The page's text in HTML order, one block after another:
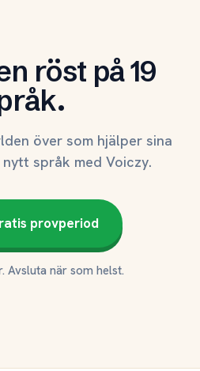
röst på 19
över som hjälper sina
språk med Voiczy.
provperiod
Avsluta när som helst.